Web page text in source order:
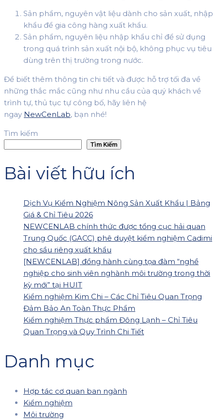
Sản phẩm, nguyên vật liệu dành cho sản xuất, nhập
khẩu để gia công hàng xuất khẩu.
Sản phẩm, nguyên liệu nhập khẩu chỉ để sử dụng
trong quá trình sản xuất nội bộ, không phục vụ tiêu
dùng trên thị trường trong nước.
Để biết thêm thông tin chi tiết và được hỗ trợ tối đa về
những thắc mắc cũng như nhu cầu của quý khách về
trình tự, thủ tục tự công bố, hãy liên hệ
ngay NewCenLab, bạn nhé!
Tìm kiếm
Tìm Kiếm
Bài viết hữu ích
Dịch Vụ Kiểm Nghiệm Nông Sản Xuất Khẩu | Bảng
Giá & Chỉ Tiêu 2026
NEWCENLAB chính thức được tổng cục hải quan
Trung Quốc (GACC) phê duyệt kiểm nghiệm Cadimi
cho sầu riêng xuất khẩu
[NEWCENLAB] đồng hành cùng tọa đàm “nghề
nghiệp cho sinh viên nghành môi trường trong thời
kỳ mới” tại HUIT
Kiểm nghiệm Kim Chi – Các Chỉ Tiêu Quan Trọng
Đảm Bảo An Toàn Thực Phẩm
Kiểm nghiệm Thực phẩm Đông Lạnh – Chỉ Tiêu
Quan Trọng và Quy Trình Chi Tiết
Danh mục
Hợp tác cơ quan ban ngành
Kiểm nghiệm
Môi trường